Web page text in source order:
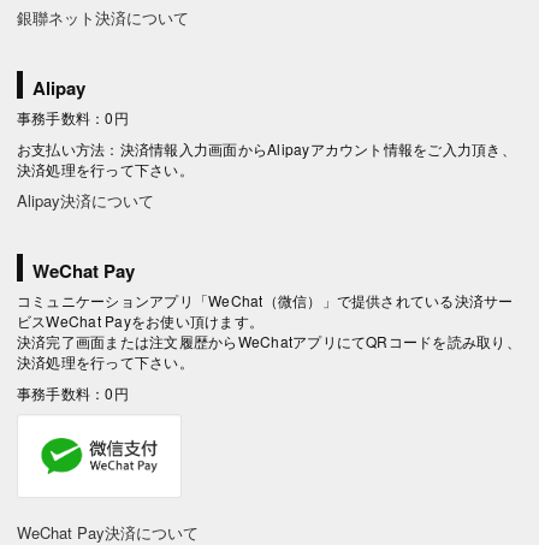
銀聯ネット決済について
Alipay
事務手数料：0円
お支払い方法：決済情報入力画面からAlipayアカウント情報をご入力頂き、
決済処理を行って下さい。
Alipay決済について
WeChat Pay
コミュニケーションアプリ「WeChat（微信）」で提供されている決済サー
ビスWeChat Payをお使い頂けます。
決済完了画面または注文履歴からWeChatアプリにてQRコードを読み取り、
決済処理を行って下さい。
事務手数料：0円
WeChat Pay決済について